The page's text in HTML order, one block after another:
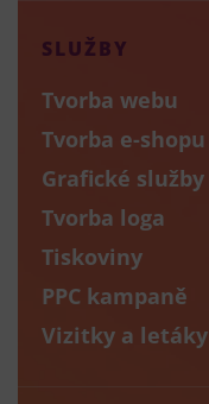
SLUŽBY
Tvorba webu
Tvorba e-shopu
Grafické služby
Tvorba loga
Tiskoviny
PPC kampaně
Vizitky a letáky